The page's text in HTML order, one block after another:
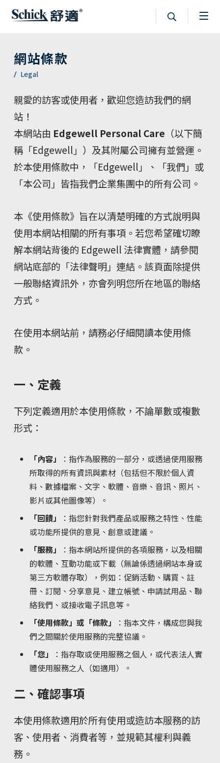
網站條款
Legal
親愛的訪客或使用者，歡迎您造訪我們的網
站！
本網站由 Edgewell Personal Care （以下簡
稱「Edgewell」）及其附屬公司擁有並營運。
於本使用條款中，「Edgewell」、「我們」或
「本公司」皆指我們企業集團中的所有公司。
本《使用條款》旨在以清楚明確的方式說明與
使用本網站相關的所有事項。若您希望確切瞭
解本網站背後的 Edgewell 法律實體，請參閱
網站底部的「法律聲明」連結。該頁面除提供
一般聯絡資訊外，亦會列明您所在地區的聯絡
方式。
在使用本網站前，請務必仔細閱讀本使用條
款。
一、定義
下列定義適用於本使用條款，不論單數或複數
形式：
「內容」
：指作為服務的一部分，或透過使用服務
所取得的所有資訊與素材（包括但不限於個人資
料、數據檔案、文字、軟體、音樂、音訊、照片、
影片或其他圖像等）。
「回饋」
：指您針對我們產品或服務之特性、性能
或功能所提供的意見、創意或建議。
「服務」
：指本網站所提供的各項服務，以及相關
的軟體、互動功能或下載（無論係透過網站本身或
第三方軟體存取），例如：促銷活動、購買、註
冊、訂閱、分享意見、建立帳號、申請試用品、聯
絡我們、或接收電子訊息等。
「使用條款」或「條款」
：指本文件，構成您與我
們之間關於使用服務的完整協議。
「您」
：指存取或使用服務之個人，或代表法人實
體使用服務之人（如適用）。
二、確認事項
本使用條款適用於所有使用或造訪本服務的訪
客、使用者、消費者等，並規範其權利與義
務。